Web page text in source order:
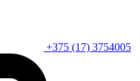
+375 (17) 3754005